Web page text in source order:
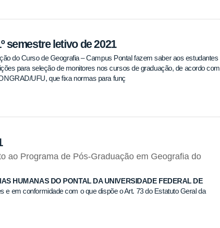
semestre letivo de 2021
do Curso de Geografia – Campus Pontal fazem saber aos estudantes
para seleção de monitores nos cursos de graduação, de acordo com
UFU, que fixa normas para funç
ao Programa de Pós-Graduação em Geografia do
HUMANAS DO PONTAL DA UNIVERSIDADE FEDERAL DE
e em conformidade com o que dispõe o Art. 73 do Estatuto Geral da